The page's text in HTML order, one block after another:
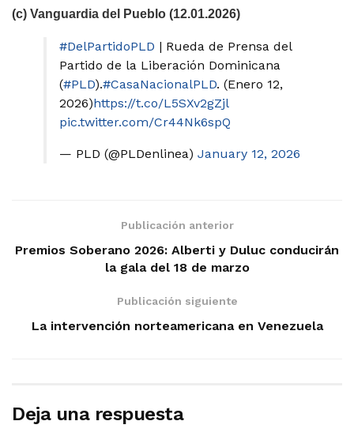
(c) Vanguardia del Pueblo (12.01.2026)
#DelPartidoPLD | Rueda de Prensa del
Partido de la Liberación Dominicana
(#PLD).#CasaNacionalPLD. (Enero 12,
2026)https://t.co/L5SXv2gZjl
pic.twitter.com/Cr44Nk6spQ
— PLD (@PLDenlinea) January 12, 2026
Publicación anterior
Premios Soberano 2026: Alberti y Duluc conducirán
la gala del 18 de marzo
Publicación siguiente
La intervención norteamericana en Venezuela
Deja una respuesta